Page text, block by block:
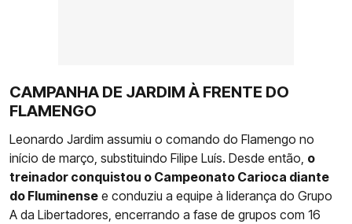
CAMPANHA DE JARDIM À FRENTE DO
FLAMENGO
Leonardo Jardim assumiu o comando do Flamengo no
início de março, substituindo Filipe Luís. Desde então, o
treinador conquistou o Campeonato Carioca diante
do Fluminense e conduziu a equipe à liderança do Grupo
A da Libertadores, encerrando a fase de grupos com 16